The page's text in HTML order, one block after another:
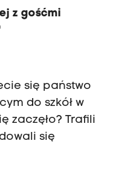
z gośćmi
się państwo
do szkół w
zaczęło? Trafili
się